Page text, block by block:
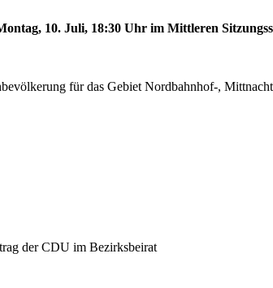
10. Juli, 18:30 Uhr im Mittleren
für das Gebiet Nordbahnhof-,
der CDU im Bezirksbeirat